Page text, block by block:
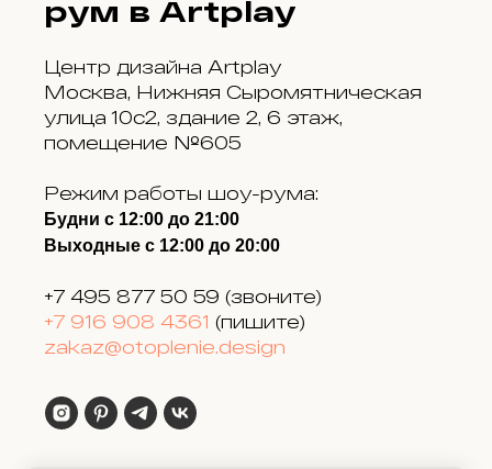
рум в Artplay
Центр дизайна Artplay
Москва, Нижняя Сыромятническая
улица 10с2, здание 2, 6 этаж,
помещение №605
Режим работы шоу-рума:
Будни с 12:00 до 21:00
Выходные с 12:00 до 20:00
+7 495 877 50 59 (звоните)
+7 916 908 4361 (пишите)
zakaz@otoplenie.design